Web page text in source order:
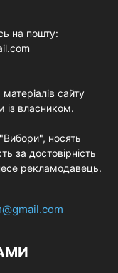
на пошту:
сайту
із власником.
носять
за достовірність
рекламодавець.